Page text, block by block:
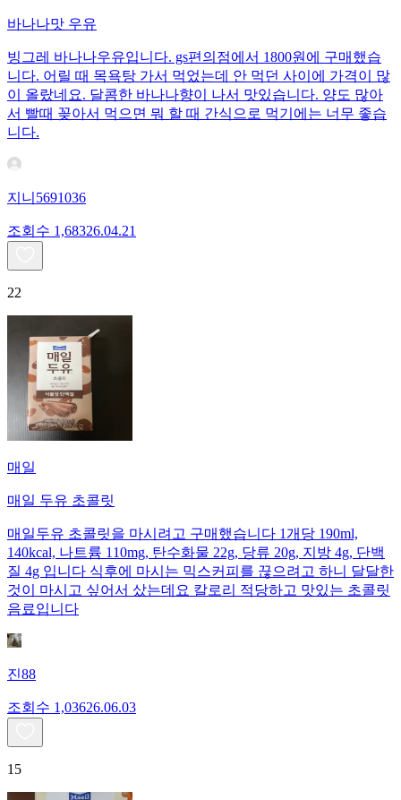
바나나맛 우유
빙그레 바나나우유입니다. gs편의점에서 1800원에 구매했습
니다. 어릴 때 목욕탕 가서 먹었는데 안 먹던 사이에 가격이 많
이 올랐네요. 달콤한 바나나향이 나서 맛있습니다. 양도 많아
서 빨때 꽂아서 먹으면 뭐 할 때 간식으로 먹기에는 너무 좋습
니다.
지니5691036
조회수 1,68326.04.21
22
매일
매일 두유 초콜릿
매일두유 초콜릿을 마시려고 구매했습니다 1개당 190ml,
140kcal, 나트륨 110mg, 탄수화물 22g, 당류 20g, 지방 4g, 단백
질 4g 입니다 식후에 마시는 믹스커피를 끊으려고 하니 달달한
것이 마시고 싶어서 샀는데요 칼로리 적당하고 맛있는 초콜릿
음료입니다
진88
조회수 1,03626.06.03
15